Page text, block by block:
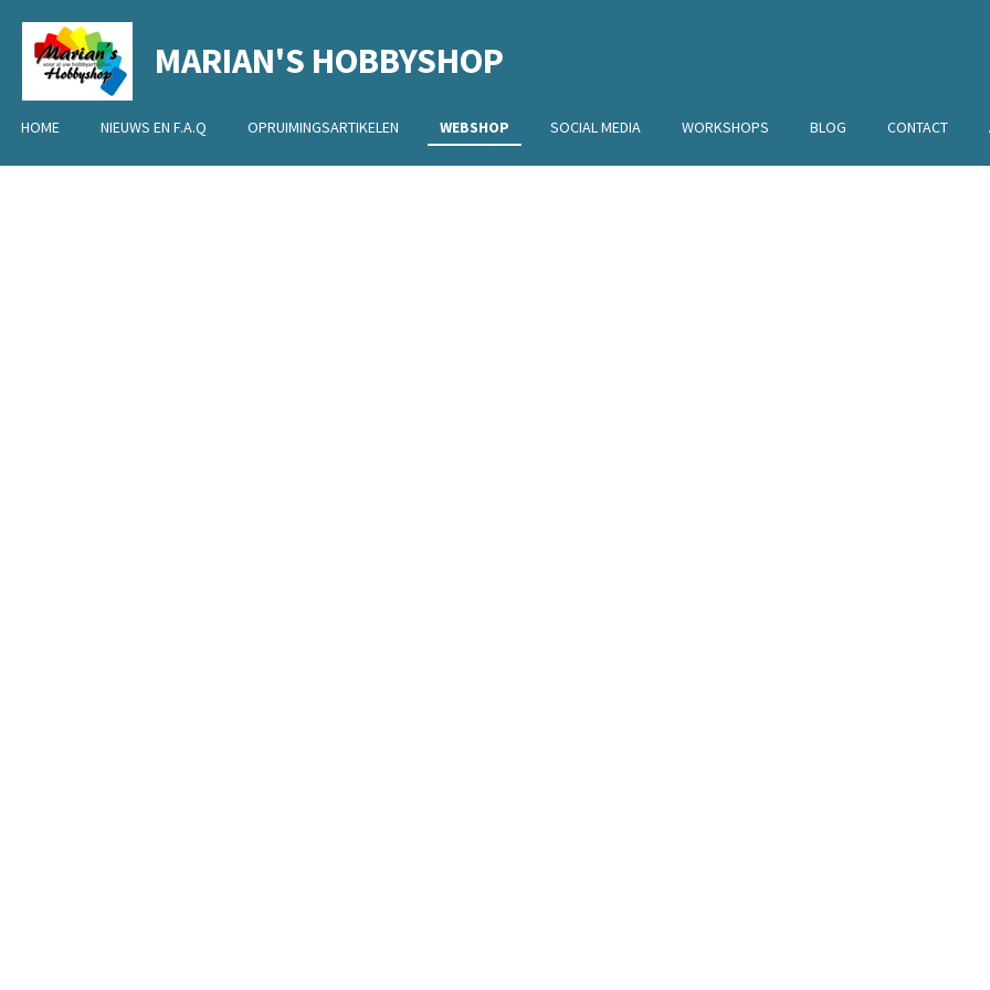
Ga
direct
naar
de
hoofdinhoud
MARIAN'S HOBBYSHOP
HOME NIEUWS EN F.A.Q OPRUIMINGSARTIKELEN WEBSHOP SOCIAL MEDIA WORKSHOPS BLOG CONTACT